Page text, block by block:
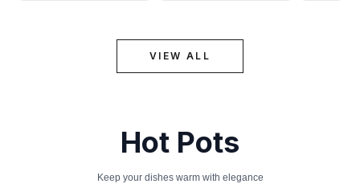
VIEW ALL
Hot Pots
Keep your dishes warm with elegance